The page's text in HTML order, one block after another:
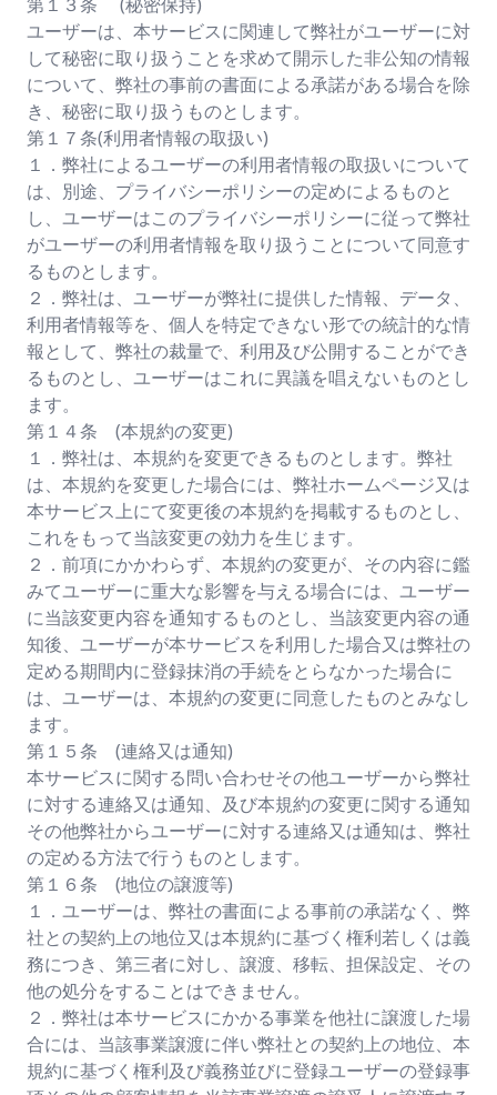
ユーザーは、本サービスに関連して弊社がユーザーに対
して秘密に取り扱うことを求めて開示した非公知の情報
について、弊社の事前の書面による承諾がある場合を除
き、秘密に取り扱うものとします。
第１７条(利用者情報の取扱い)
１．弊社によるユーザーの利用者情報の取扱いについて
は、別途、プライバシーポリシーの定めによるものと
し、ユーザーはこのプライバシーポリシーに従って弊社
がユーザーの利用者情報を取り扱うことについて同意す
るものとします。
２．弊社は、ユーザーが弊社に提供した情報、データ、
利用者情報等を、個人を特定できない形での統計的な情
報として、弊社の裁量で、利用及び公開することができ
るものとし、ユーザーはこれに異議を唱えないものとし
ます。
第１４条 (本規約の変更)
１．弊社は、本規約を変更できるものとします。弊社
は、本規約を変更した場合には、弊社ホームページ又は
本サービス上にて変更後の本規約を掲載するものとし、
これをもって当該変更の効力を生じます。
２．前項にかかわらず、本規約の変更が、その内容に鑑
みてユーザーに重大な影響を与える場合には、ユーザー
に当該変更内容を通知するものとし、当該変更内容の通
知後、ユーザーが本サービスを利用した場合又は弊社の
定める期間内に登録抹消の手続をとらなかった場合に
は、ユーザーは、本規約の変更に同意したものとみなし
ます。
第１５条 (連絡又は通知)
本サービスに関する問い合わせその他ユーザーから弊社
に対する連絡又は通知、及び本規約の変更に関する通知
その他弊社からユーザーに対する連絡又は通知は、弊社
の定める方法で行うものとします。
第１６条 (地位の譲渡等)
１．ユーザーは、弊社の書面による事前の承諾なく、弊
社との契約上の地位又は本規約に基づく権利若しくは義
務につき、第三者に対し、譲渡、移転、担保設定、その
他の処分をすることはできません。
２．弊社は本サービスにかかる事業を他社に譲渡した場
合には、当該事業譲渡に伴い弊社との契約上の地位、本
規約に基づく権利及び義務並びに登録ユーザーの登録事